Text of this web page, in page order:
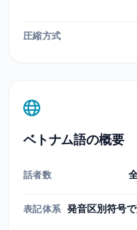
圧縮方式
ベトナム語の概要
話者数
表記体系 発音区別符号